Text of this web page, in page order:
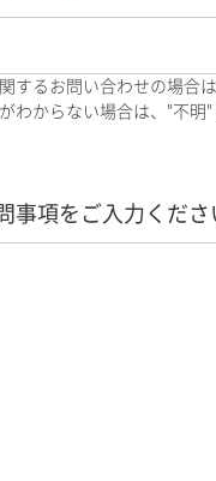
するお問い合わせの場合
わからない場合は、"不明"
事項をご入力くださ